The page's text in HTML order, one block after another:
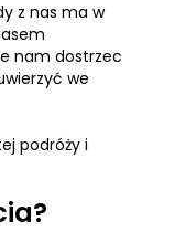
z nas ma w
nam dostrzec
we
podróży i